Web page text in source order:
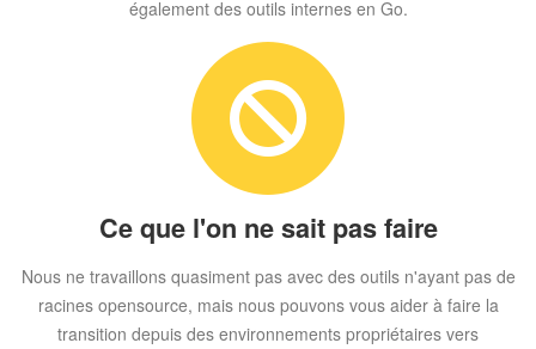
également des outils internes en Go.
Ce que l'on ne sait pas faire
Nous ne travaillons quasiment pas avec des outils n'ayant pas de
racines opensource, mais nous pouvons vous aider à faire la
transition depuis des environnements propriétaires vers